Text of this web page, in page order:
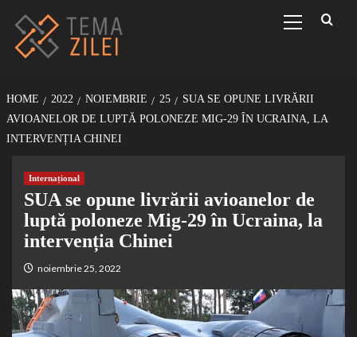
conținut
Menu
HOME 2022 NOIEMBRIE 25
SUA SE OPUNE LIVRĂRII
AVIOANELOR DE LUPTĂ POLONEZE MIG-29 ÎN UCRAINA, LA
INTERVENȚIA CHINEI
Internațional
SUA se opune livrării avioanelor de
luptă poloneze Mig-29 în Ucraina, la
intervenția Chinei
noiembrie 25, 2022